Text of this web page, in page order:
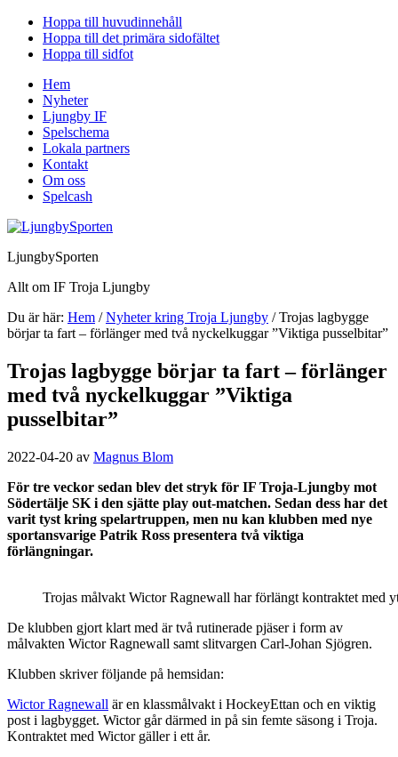
Hoppa till huvudinnehåll
Hoppa till det primära sidofältet
Hoppa till sidfot
Hem
Nyheter
Ljungby IF
Spelschema
Lokala partners
Kontakt
Om oss
Spelcash
LjungbySporten
Allt om IF Troja Ljungby
Du är här: Hem / Nyheter kring Troja Ljungby /Trojas lagbygge
börjar ta fart – förlänger med två nyckelkuggar ”Viktiga pusselbitar”
Trojas lagbygge börjar ta fart – förlänger
med två nyckelkuggar ”Viktiga
pusselbitar”
2022-04-20 av Magnus Blom
För tre veckor sedan blev det stryk för IF Troja-Ljungby mot
Södertälje SK i den sjätte play out-matchen. Sedan dess har det
varit tyst kring spelartruppen, men nu kan klubben med nye
sportansvarige Patrik Ross presentera två viktiga
förlängningar.
Trojas målvakt Wictor Ragnewall har förlängt kontraktet med
De klubben gjort klart med är två rutinerade pjäser i form av
målvakten Wictor Ragnewall samt slitvargen Carl-Johan Sjögren.
Klubben skriver följande på hemsidan:
Wictor Ragnewall är en klassmålvakt i HockeyEttan och en viktig
post i lagbygget. Wictor går därmed in på sin femte säsong i Troja.
Kontraktet med Wictor gäller i ett år.